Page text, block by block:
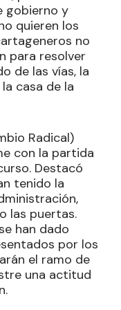
gobierno y
quieren los
no
para resolver
de las vías, la
casa de la
Radical)
con la partida
Destacó
tenido la
las puertas.
han dado
por los
el ramo de
una actitud